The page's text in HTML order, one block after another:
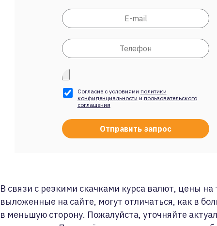
Согласие с условиями политики
конфиденциальности и пользовательского
соглашения
В связи с резкими скачками курса валют, цены на
выложенные на сайте, могут отличаться, как в
в меньшую сторону. Пожалуйста, уточняйте